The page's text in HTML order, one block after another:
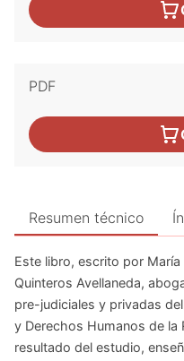
PDF
Resumen técnico
Este libro, escrito por María
Quinteros Avellaneda,
pre-judiciales y privadas
y Derechos Humanos de la
resultado del estudio,